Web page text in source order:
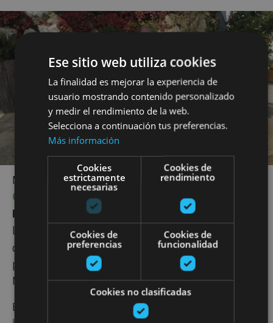
producción de rosados. ​​​Allí, se celebra en junio el
Día del Rosadoy, durante todo el año, es posible
Máximo Abete. Y para quienes saben apreciar la
viticultura orgánica y sostenible, Navarra les va a
encantar porque muchas de sus bodegas cuentan
con una granvariedad de experiencias de
enoturismo ecológico.
Muy cerca de San Martín de Unx, se encuentra
Ese sitio web utiliza cookies
La finalidad es mejorar la experiencia de
usuario mostrando contenido personalizado
y medir el rendimiento de la web.
Selecciona a continuación tus preferencias.
Más información
Cookies
estrictamente
necesarias
Cookies de
rendimiento
Cookies de
preferencias
Cookies de
funcionalidad
Cookies no clasificadas